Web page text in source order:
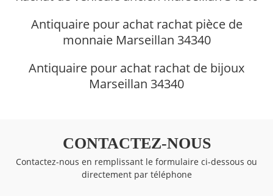
Antiquaire pour achat rachat pièce de
monnaie Marseillan 34340
Antiquaire pour achat rachat de bijoux
Marseillan 34340
CONTACTEZ-NOUS
Contactez-nous en remplissant le formulaire ci-dessous ou
directement par téléphone